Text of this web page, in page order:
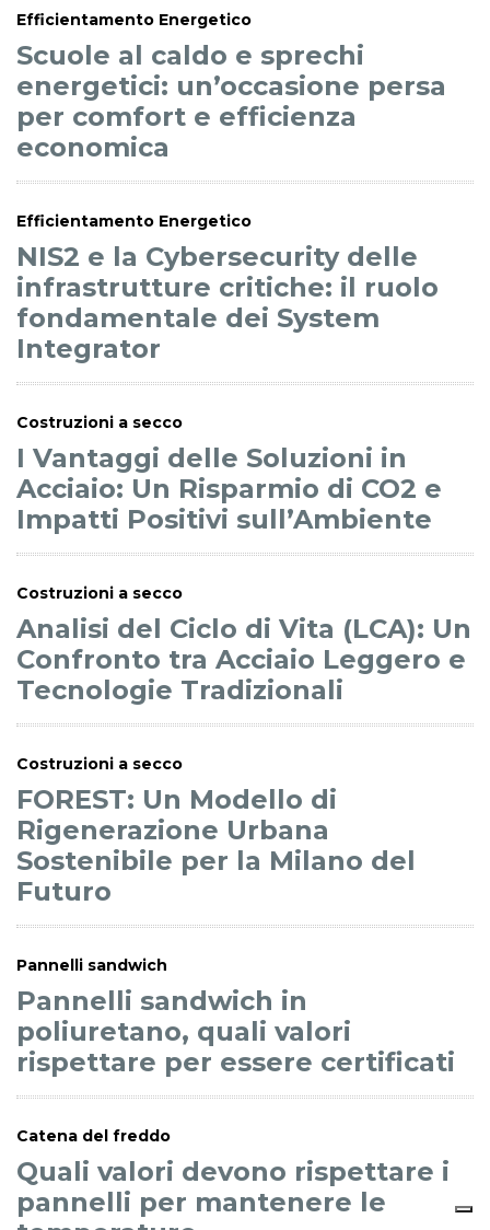
Efficientamento Energetico
Scuole al caldo e sprechi
energetici: un’occasione persa
per comfort e efficienza
economica
Efficientamento Energetico
NIS2 e la Cybersecurity delle
infrastrutture critiche: il ruolo
fondamentale dei System
Integrator
Costruzioni a secco
I Vantaggi delle Soluzioni in
Acciaio: Un Risparmio di CO2 e
Impatti Positivi sull’Ambiente
Costruzioni a secco
Analisi del Ciclo di Vita (LCA): Un
Confronto tra Acciaio Leggero e
Tecnologie Tradizionali
Costruzioni a secco
FOREST: Un Modello di
Rigenerazione Urbana
Sostenibile per la Milano del
Futuro
Pannelli sandwich
Pannelli sandwich in
poliuretano, quali valori
rispettare per essere certificati
Catena del freddo
Quali valori devono rispettare i
pannelli per mantenere le